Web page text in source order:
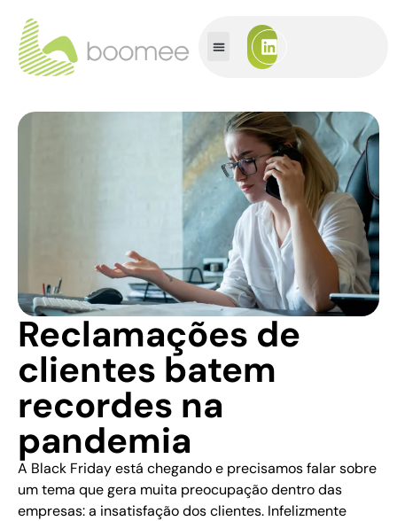
Reclamações de
clientes batem
recordes na
pandemia
A Black Friday está chegando e precisamos falar sobre
um tema que gera muita preocupação dentro das
empresas: a insatisfação dos clientes. Infelizmente